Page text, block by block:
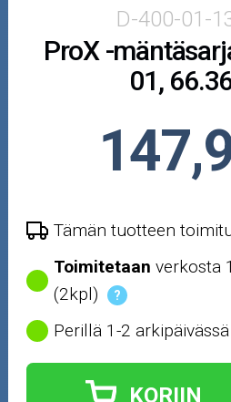
Öljyt ja kemikaalit
Outlet-tuotteet
D-400-01-
ProX -
01,
Tämän tuotteen
Toimitetaan verkosta
(2kpl)
?
Perillä 1-2
KORIIN